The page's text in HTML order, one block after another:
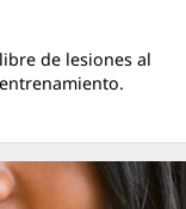
de lesiones al